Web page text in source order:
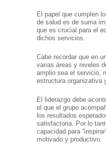
El papel que cumplen
de salud es de suma
que es crucial para el
dichos servicios.
Cabe recordar que en
varias áreas y niveles
amplio sea el servicio,
estructura organizativa
El liderazgo debe
el que el grupo
los resultados
satisfactoria. Por lo
capacidad para
motivado y productivo.